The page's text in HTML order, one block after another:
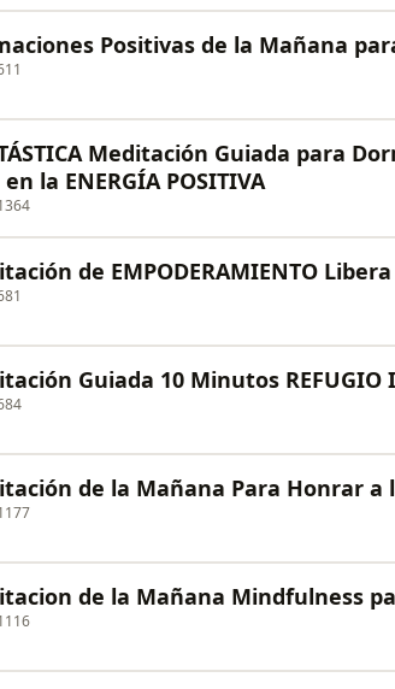
Positivas de la Mañana
Meditación Guiada para
la ENERGÍA POSITIVA
de EMPODERAMIENTO Libera
Guiada 10 Minutos REFUGIO
de la Mañana Para Honrar a
de la Mañana Mindfulness